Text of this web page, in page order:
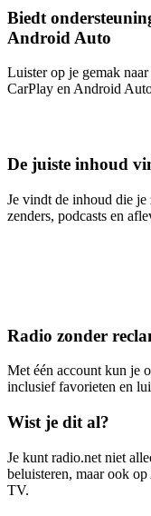
Biedt
Android Auto
Luister op je gemak
CarPlay en Android
De juiste inhoud
Je vindt de inhoud die
zenders, podcasts en
Radio zonder
Met één account kun je
inclusief favorieten en
Wist je dit al?
Je kunt radio.net niet
beluisteren, maar ook
TV.